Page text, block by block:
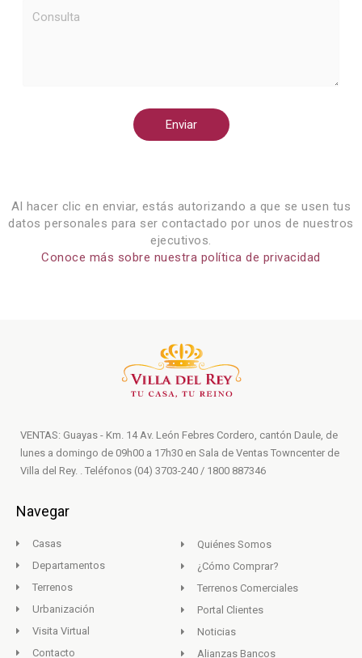
Enviar
Al hacer clic en enviar, estás autorizando a que se usen tus
datos personales para ser contactado por unos de nuestros
ejecutivos.
Conoce más sobre nuestra política de privacidad
VENTAS: Guayas - Km. 14 Av. León Febres Cordero, cantón Daule, de
lunes a domingo de 09h00 a 17h30 en Sala de Ventas Towncenter de
Villa del Rey. . Teléfonos (04) 3703-240 / 1800 887346
Navegar
Casas
Departamentos
Terrenos
Urbanización
Visita Virtual
Contacto
Quiénes Somos
¿Cómo Comprar?
Terrenos Comerciales
Portal Clientes
Noticias
Alianzas Bancos